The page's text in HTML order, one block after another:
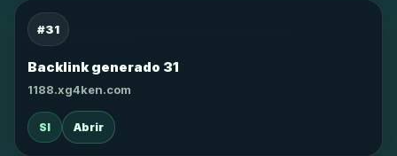
#31
Backlink generado 31
1188.xg4ken.com
SI Abrir